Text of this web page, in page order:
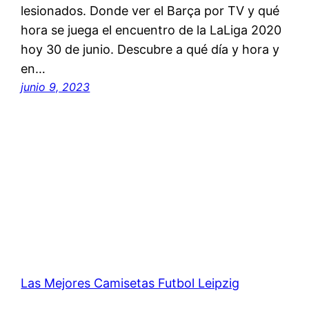
lesionados. Donde ver el Barça por TV y qué
hora se juega el encuentro de la LaLiga 2020
hoy 30 de junio. Descubre a qué día y hora y
en…
junio 9, 2023
Las Mejores Camisetas Futbol Leipzig